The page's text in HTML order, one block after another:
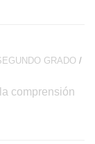
GRADO /
comprensión